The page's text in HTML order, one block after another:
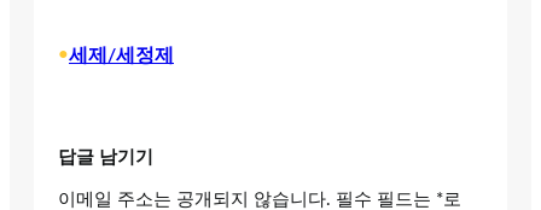
•세제/세정제
답글 남기기
이메일 주소는 공개되지 않습니다. 필수 필드는 *로